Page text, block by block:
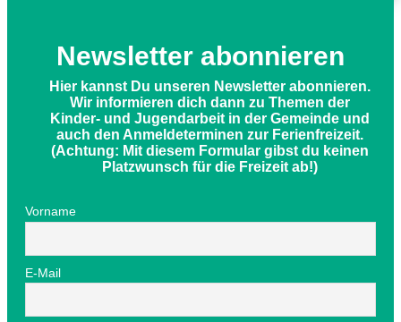
Newsletter abonnieren
Hier kannst Du unseren Newsletter abonnieren.
Wir informieren dich dann zu Themen der
Kinder- und Jugendarbeit in der Gemeinde und
auch den Anmeldeterminen zur Ferienfreizeit.
(Achtung: Mit diesem Formular gibst du keinen
Platzwunsch für die Freizeit ab!)
Vorname
E-Mail